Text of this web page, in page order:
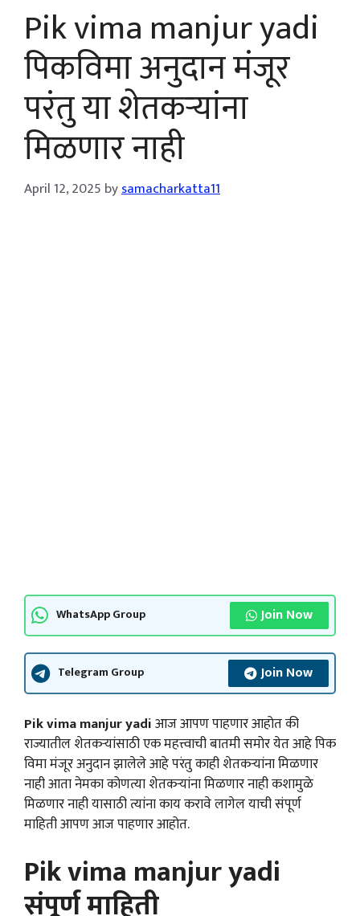
Pik vima manjur yadi
पिकविमा अनुदान मंजूर
परंतु या शेतकऱ्यांना
मिळणार नाही
April 12, 2025 bysamacharkatta11
WhatsApp Group Join Now
Telegram Group Join Now
Pik vima manjur yadiआज आपण पाहणार आहोत की
राज्यातील शेतकऱ्यांसाठी एक महत्त्वाची बातमी समोर येत आहे पिक
विमा मंजूर अनुदान झालेले आहे परंतु काही शेतकऱ्यांना मिळणार
नाही आता नेमका कोणत्या शेतकऱ्यांना मिळणार नाही कशामुळे
मिळणार नाही यासाठी त्यांना काय करावे लागेल याची संपूर्ण
माहिती आपण आज पाहणार आहोत.
Pik vima manjur yadi
संपूर्ण माहिती